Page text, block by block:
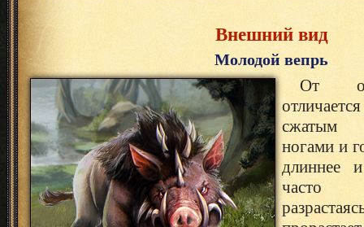
Внешний вид
Молодой вепрь
От
сжатым
ногами и
длиннее
часто